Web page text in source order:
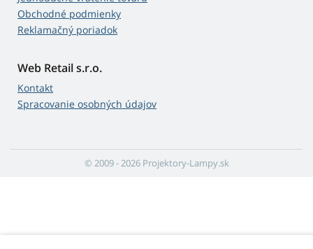
Obchodné podmienky
Reklamačný poriadok
Web Retail s.r.o.
Kontakt
Spracovanie osobných údajov
© 2009 - 2026 Projektory-Lampy.sk